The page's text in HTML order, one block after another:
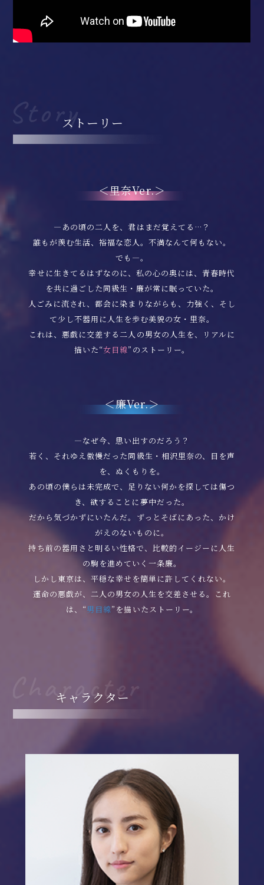
ストーリー
＜里奈Ver.＞
―あの頃の二人を、君はまだ覚えてる…？
誰もが羨む生活、裕福な恋人。不満なんて何もない。
でも―。
幸せに生きてるはずなのに、私の心の奥には、青春時代
を共に過ごした同級生・廉が常に眠っていた。
人ごみに流され、都会に染まりながらも、力強く、そし
て少し不器用に人生を歩む美貌の女・里奈。
これは、悪戯に交差する二人の男女の人生を、リアルに
描いた“女目線”のストーリー。
＜廉Ver.＞
―なぜ今、思い出すのだろう？
若く、それゆえ傲慢だった同級生・相沢里奈の、目を声
を、ぬくもりを。
あの頃の僕らは未完成で、足りない何かを探しては傷つ
き、欲することに夢中だった。
だから気づかずにいたんだ。ずっとそばにあった、かけ
がえのないものに。
持ち前の器用さと明るい性格で、比較的イージーに人生
の駒を進めていく一条廉。
しかし東京は、平穏な幸せを簡単に許してくれない。
運命の悪戯が、二人の男女の人生を交差させる。これ
は、“男目線”を描いたストーリー。
キャラクター